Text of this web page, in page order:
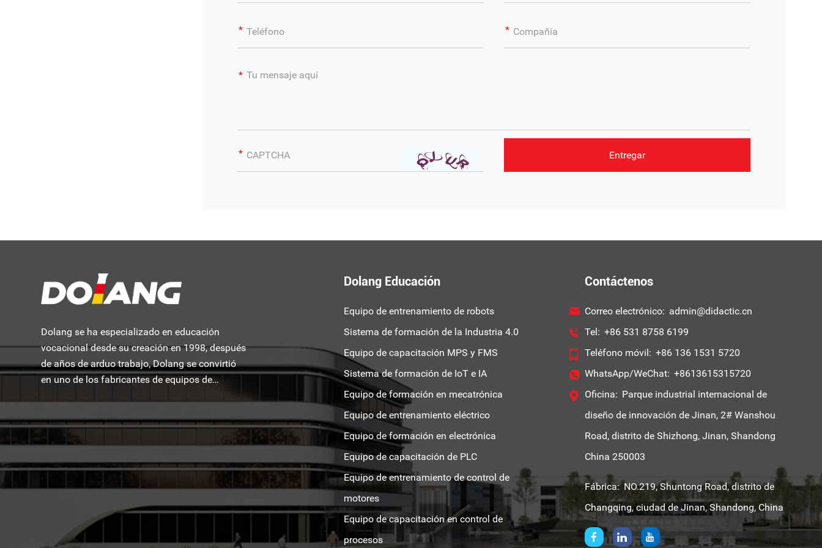
Dolang se ha especializado en educación
vocacional desde su creación en 1998, después
de años de arduo trabajo, Dolang se convirtió
en uno de los fabricantes de equipos de
formación educativa más famosos del mundo.
Dolang Educación
Equipo de entrenamiento de robots
Sistema de formación de la Industria 4.0
Equipo de capacitación MPS y FMS
Sistema de formación de IoT e IA
Equipo de formación en mecatrónica
Equipo de entrenamiento eléctrico
Equipo de formación en electrónica
Equipo de capacitación de PLC
Equipo de entrenamiento de control de
motores
Equipo de capacitación en control de
procesos
Contáctenos
Correo electrónico: admin@didactic.cn
Tel: +86 531 8758 6199
Teléfono móvil: +86 136 1531 5720
WhatsApp/WeChat: +8613615315720
Oficina: Parque industrial internacional de
diseño de innovación de Jinan, 2# Wanshou
Road, distrito de Shizhong, Jinan, Shandong
China 250003
Fábrica: NO.219, Shuntong Road, distrito de
Changqing, ciudad de Jinan, Shandong, China